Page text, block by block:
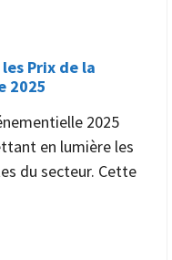
Prix de la
2025
2025
en lumière les
du secteur. Cette